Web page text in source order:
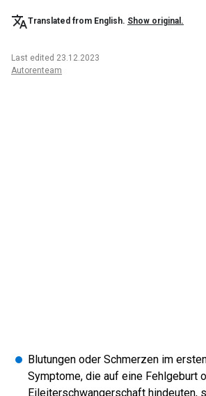
Translated from English. Show original.
Last edited 23.12.2023
Autorenteam
Blutungen oder Schmerzen im
Symptome, die auf eine Fehlgeburt
Eileiterschwangerschaft hindeuten,